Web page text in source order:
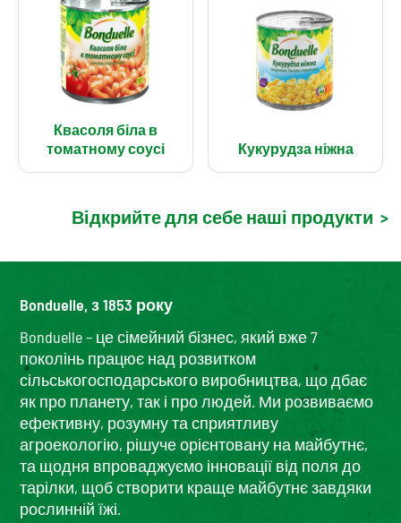
Квасоля біла в
томатному соусі
Кукурудза ніжна
Відкрийте для себе наші продукти >
Bonduelle, з 1853 року
Bonduelle – це сімейний бізнес, який вже 7
поколінь працює над розвитком
сільськогосподарського виробництва, що дбає
як про планету, так і про людей. Ми розвиваємо
ефективну, розумну та сприятливу
агроекологію, рішуче орієнтовану на майбутнє,
та щодня впроваджуємо інновації від поля до
тарілки, щоб створити краще майбутнє завдяки
рослинній їжі.